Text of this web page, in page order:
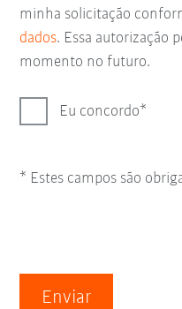
minha solicitação
dados. Essa autorização
momento no futuro.
Eu concordo
* Estes campos são
Enviar